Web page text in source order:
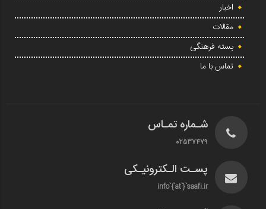
اخبار
مقالات
بسته فرهنگی
تماس با ما
شـماره تمـاس
02537479
پسـت الـکترونیـکی
info`{`at`}`saafi.ir